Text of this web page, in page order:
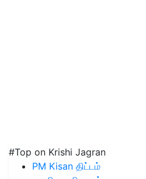
#Top on Krishi Jagran
PM Kisan திட்டம்